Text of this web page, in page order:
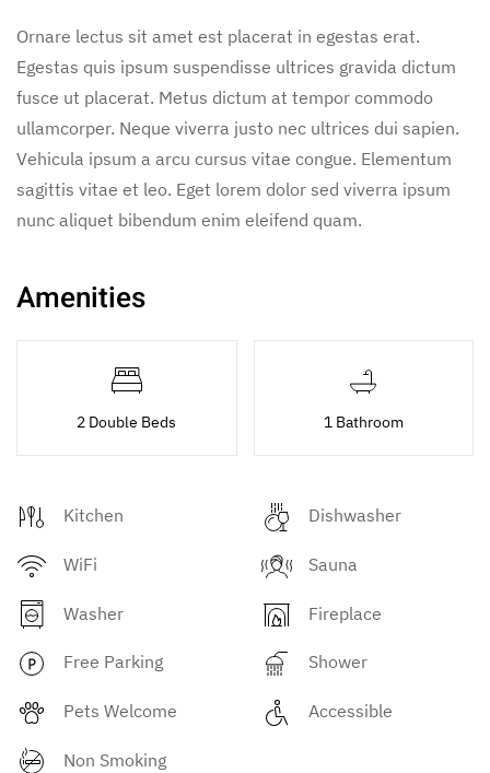
Ornare lectus sit amet est placerat in egestas erat.
Egestas quis ipsum suspendisse ultrices gravida dictum
fusce ut placerat. Metus dictum at tempor commodo
ullamcorper. Neque viverra justo nec ultrices dui sapien.
Vehicula ipsum a arcu cursus vitae congue. Elementum
sagittis vitae et leo. Eget lorem dolor sed viverra ipsum
nunc aliquet bibendum enim eleifend quam.
Amenities
2 Double Beds 1 Bathroom
Kitchen Dishwasher
WiFi Sauna
Washer Fireplace
Free Parking Shower
Pets Welcome Accessible
Non Smoking